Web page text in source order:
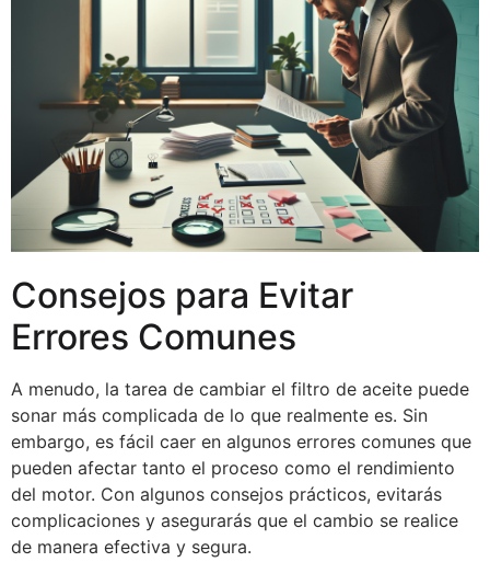
Consejos para Evitar
Errores Comunes
A menudo, la tarea de cambiar el filtro de aceite puede
sonar más complicada de lo que realmente es. Sin
embargo, es fácil caer en algunos errores comunes que
pueden afectar tanto el proceso como el rendimiento
del motor. Con algunos consejos prácticos, evitarás
complicaciones y asegurarás que el cambio se realice
de manera efectiva y segura.